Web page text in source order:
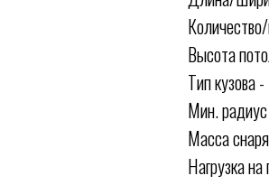
Высота
Тип кузова
Мин.
Масса
Нагрузка